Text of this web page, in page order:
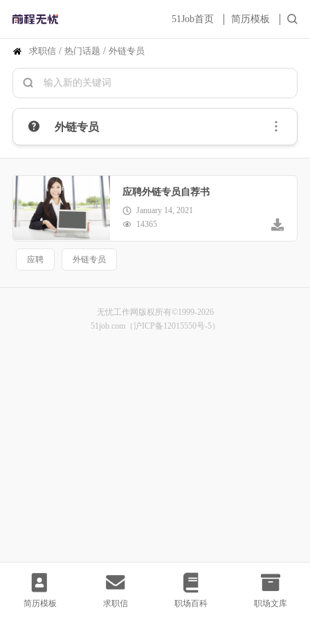
51Job首页 简历模板
简历模板 求职信 职场百科 职场文库
求职信 / 热门话题 / 外链专员
外链专员
应聘外链专员自荐书
January 14, 2021
14365
应聘 外链专员
无忧工作网版权所有©1999-2026
51job.com（沪ICP备12015550号-5）